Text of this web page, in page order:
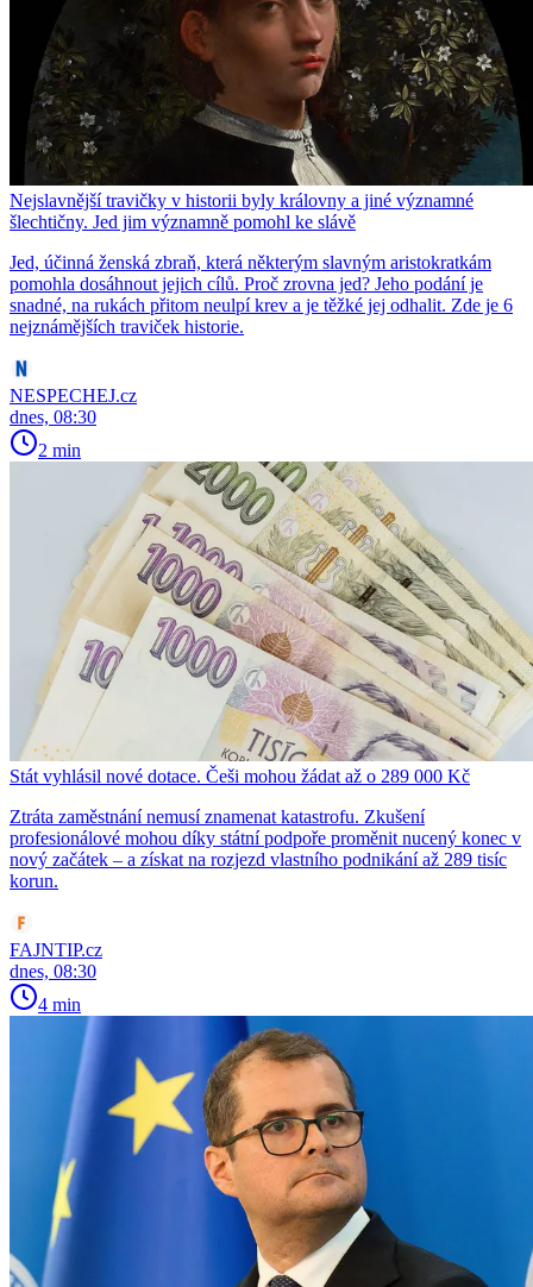
Nejslavnější travičky v historii byly královny a jiné významné
šlechtičny. Jed jim významně pomohl ke slávě
Jed, účinná ženská zbraň, která některým slavným aristokratkám
pomohla dosáhnout jejich cílů. Proč zrovna jed? Jeho podání je
snadné, na rukách přitom neulpí krev a je těžké jej odhalit. Zde je 6
nejznámějších traviček historie.
NESPECHEJ.cz
dnes, 08:30
2 min
Stát vyhlásil nové dotace. Češi mohou žádat až o 289 000 Kč
Ztráta zaměstnání nemusí znamenat katastrofu. Zkušení
profesionálové mohou díky státní podpoře proměnit nucený konec v
nový začátek – a získat na rozjezd vlastního podnikání až 289 tisíc
korun.
FAJNTIP.cz
dnes, 08:30
4 min